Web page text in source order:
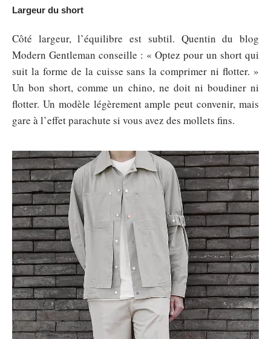
Largeur du short
Côté largeur, l’équilibre est subtil. Quentin du blog
Modern Gentleman conseille : « Optez pour un short qui
suit la forme de la cuisse sans la comprimer ni flotter. »
Un bon short, comme un chino, ne doit ni boudiner ni
flotter. Un modèle légèrement ample peut convenir, mais
gare à l’effet parachute si vous avez des mollets fins.